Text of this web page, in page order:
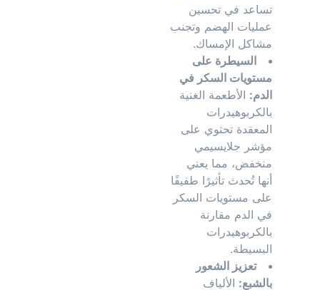
تساعد في تحسين
عمليات الهضم وتجنب
مشاكل الإمساك.
السيطرة على
مستويات السكر في
الدم: الأطعمة الغنية
بالكربوهيدرات
المعقدة تحتوي على
مؤشر جلايسيمي
منخفض، مما يعني
أنها تُحدث تأثيرًا طفيفًا
على مستويات السكر
في الدم مقارنة
بالكربوهيدرات
البسيطة.
تعزيز الشعور
بالشبع: الألياف